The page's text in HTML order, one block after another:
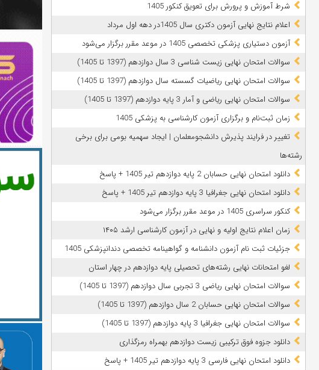
شرط آموزش و پرورش برای تعویق کنکور 1405
اعلام نتایج نهایی آزمون دکتری سال 1405در دهه اول مرداد
آزمون دستیاری پزشکی تخصصی 1405 در موعد مقرر برگزار می‌شود
سوالات امتحان نهایی زیست شناسی 3 سال دوازدهم (1397 تا 1405)
سوالات امتحان نهایی ریاضیات گسسته سال دوازدهم (1397 تا 1405)
سوالات امتحان نهایی ریاضی و آمار 3 پایه دوازدهم (1397 تا 1405)
زمان ثبت‌نام و برگزاری آزمون کارشناسی به پزشکی 1405
تغییر در فرایند پذیرش دانشجومعلمان | ایجاد سهمیه بومی برای برخی
رشته‌ها
دانلود امتحان نهایی حسابان 2 پایه دوازدهم تیر 1405 + پاسخ
دانلود امتحان نهایی جغرافیا 3 پایه دوازدهم تیر 1405 + پاسخ
کنکور سراسری 1405 در موعد مقرر برگزار می‌شود
زمان اعلام نتایج اولیه و نهایی در آزمون کارشناسی ارشد ۱۴۰۵
جزئیات ثبت نام آزمون دانشنامه و گواهینامه تخصصی دندانپزشکی 1405
لغو امتحانات نهایی رشته‌های تحصیلی پایه دوازدهم در چهار استان
سوالات امتحان نهایی ریاضی 3 تجربی سال دوازدهم (1397 تا 1405)
سوالات امتحان نهایی حسابان 2 سال دوازدهم (1397 تا 1405)
سوالات امتحان نهایی جغرافیا 3 پایه دوازدهم (1397 تا 1405)
دانلود جزوه فوق ترکیبی زیست دوازدهم بهمراه رمزگذاری
دانلود امتحان نهایی فارسی 3 پایه دوازدهم تیر 1405 + پاسخ